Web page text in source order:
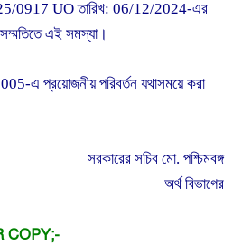
0917 UO তারিখ: 06/12/2024-এর
এই সমস্যা।
এ প্রয়োজনীয় পরিবর্তন যথাসময়ে করা
সরকারের সচিব মো. পশ্চিমবঙ্গ
অর্থ বিভাগের
COPY;-